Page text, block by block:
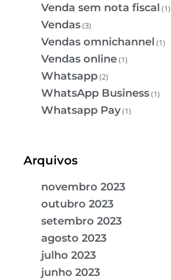
Venda sem nota fiscal (1)
Vendas(3)
Vendas omnichannel (1)
Vendas online(1)
Whatsapp(2)
WhatsApp Business(1)
Whatsapp Pay(1)
Arquivos
novembro 2023
outubro 2023
setembro 2023
agosto 2023
julho 2023
junho 2023